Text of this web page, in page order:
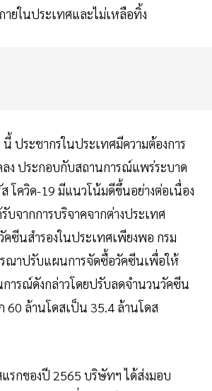
ยในประเทศและไม่เหลือทิ้ง
ประชากรในประเทศมีความต้องการ
ง ประกอบกับสถานการณ์แพร่ระบาด
ส โควิด-19 มีแนวโน้มดีขึ้นอย่างต่อเนื่อง
บจากการบริจาคจากต่างประเทศ
ซีนสำรองในประเทศเพียงพอ กรม
ณาปรับแผนการจัดซื้อวัคซีนเพื่อให้
ารณ์ดังกล่าวโดยปรับลดจำนวนวัคซีน
60 ล้านโดสเป็น 35.4 ล้านโดส
แรกของปี 2565 บริษัทฯ ได้ส่งมอบ